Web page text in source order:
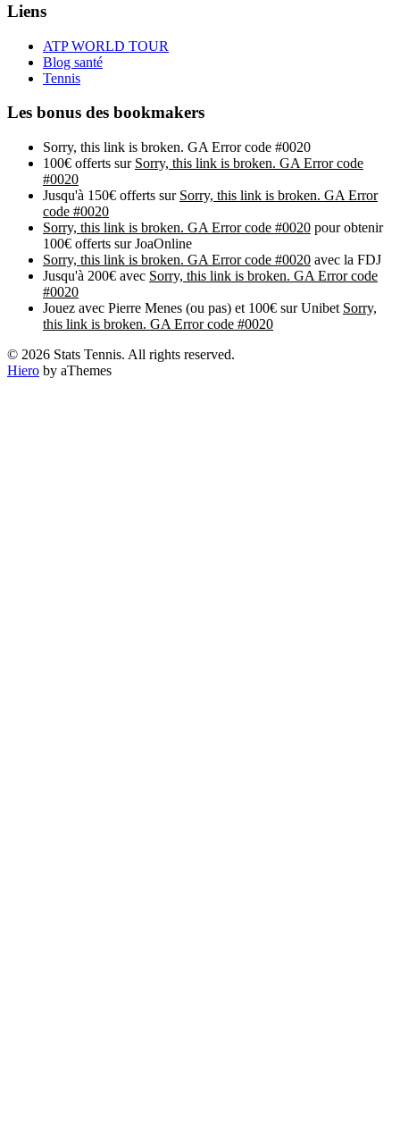
Liens
ATP WORLD TOUR
Blog santé
Tennis
Les bonus des bookmakers
Sorry, this link is broken. GA Error code #0020
100€ offerts sur Sorry, this link is broken. GA Error code
#0020
Jusqu'à 150€ offerts sur Sorry, this link is broken. GA Error
code #0020
Sorry, this link is broken. GA Error code #0020 pour obtenir
100€ offerts sur JoaOnline
Sorry, this link is broken. GA Error code #0020 avec la FDJ
Jusqu'à 200€ avec Sorry, this link is broken. GA Error code
#0020
Jouez avec Pierre Menes (ou pas) et 100€ sur Unibet Sorry,
this link is broken. GA Error code #0020
© 2026 Stats Tennis. All rights reserved.
Hiero by aThemes